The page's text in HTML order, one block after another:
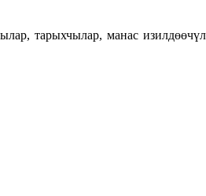
тарыхчылар, манас